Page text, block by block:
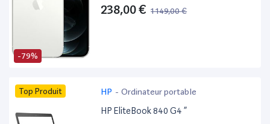
-79%
238,00 € 1 149,00 €
Top Produit HP - Ordinateur portable
HP EliteBook 840 G4 ”